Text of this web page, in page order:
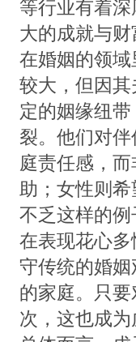
等行业有着
大的成就与财
在婚姻的领
较大，但因
定的姻缘纽
裂。他们对
庭责任感，
助；女性则
不乏这样的
在表现花心
守传统的婚
的家庭。只
次，这也成